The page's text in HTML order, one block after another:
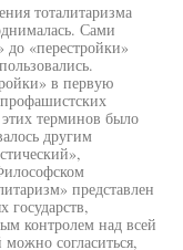
тоталитаризма
Сами
«перестройки»
в первую
терминов было
другим
представлен
государств,
контролем над всей
согласиться,